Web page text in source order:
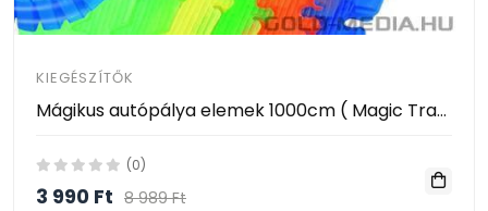
KIEGÉSZÍTŐK
Mágikus autópálya elemek 1000cm ( Magic Tracks - track piece 1000cm)
(0)
3 990 Ft 8 989 Ft